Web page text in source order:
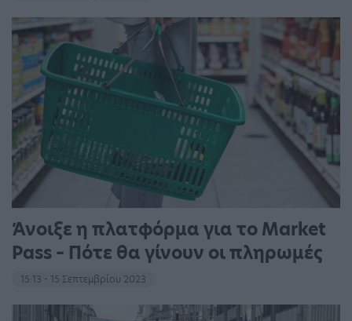
Άνοιξε η πλατφόρμα για το Market
Pass – Πότε θα γίνουν οι πληρωμές
15:13 - 15 Σεπτεμβρίου 2023